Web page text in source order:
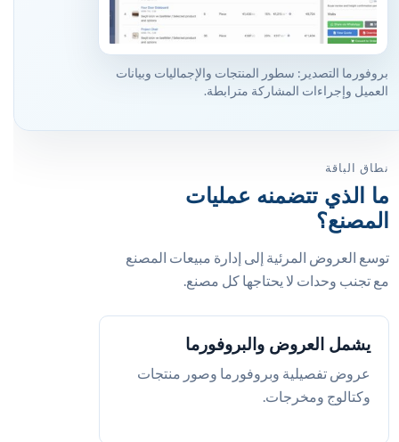
بروفورما التصدير: سطور المنتجات والإجماليات وبيانات
العميل وإجراءات المشاركة مترابطة.
نطاق الباقة
ما الذي تتضمنه عمليات
المصنع؟
توسع العروض المرئية إلى إدارة مبيعات المصنع
مع تجنب وحدات لا يحتاجها كل مصنع.
يشمل العروض والبروفورما
عروض تفصيلية وبروفورما وصور منتجات
وكتالوج ومخرجات.